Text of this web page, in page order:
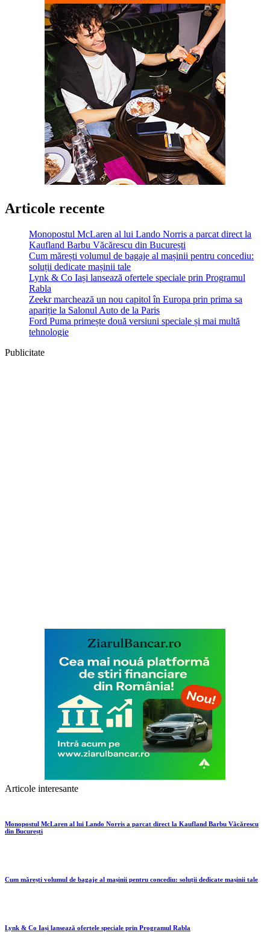
Articole recente
Monopostul McLaren al lui Lando Norris a parcat direct la
Kaufland Barbu Văcărescu din București
Cum mărești volumul de bagaje al mașinii pentru concediu:
soluții dedicate mașinii tale
Lynk & Co Iași lansează ofertele speciale prin Programul
Rabla
Zeekr marchează un nou capitol în Europa prin prima sa
apariție la Salonul Auto de la Paris
Ford Puma primește două versiuni speciale și mai multă
tehnologie
Publicitate
Articole interesante
Monopostul McLaren al lui Lando Norris a parcat direct la Kaufland Barbu Văcărescu
din București
Cum mărești volumul de bagaje al mașinii pentru concediu: soluții dedicate mașinii tale
Lynk & Co Iași lansează ofertele speciale prin Programul Rabla